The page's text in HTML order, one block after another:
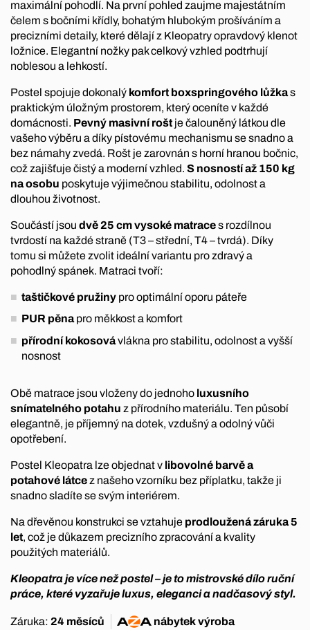
maximální pohodlí. Na první pohled zaujme majestátním
čelem s bočními křídly, bohatým hlubokým prošíváním a
precizními detaily, které dělají z Kleopatry opravdový klenot
ložnice. Elegantní nožky pak celkový vzhled podtrhují
noblesou a lehkostí.
Postel spojuje dokonalý komfort boxspringového lůžkas
praktickým úložným prostorem, který oceníte v každé
domácnosti. Pevný masivní rošt je čalouněný látkou dle
vašeho výběru a díky pístovému mechanismu se snadno a
bez námahy zvedá. Rošt je zarovnán s horní hranou bočnic,
což zajišťuje čistý a moderní vzhled. S nosností až 150 kg
na osobu poskytuje výjimečnou stabilitu, odolnost a
dlouhou životnost.
Součástí jsou dvě 25 cm vysoké matraces rozdílnou
tvrdostí na každé straně (T3 – střední, T4 – tvrdá). Díky
tomu si můžete zvolit ideální variantu pro zdravý a
pohodlný spánek. Matraci tvoří:
taštičkové pružiny pro optimální oporu páteře
PUR pěnapro měkkost a komfort
přírodní kokosovávlákna pro stabilitu, odolnost a vyšší
nosnost
Obě matrace jsou vloženy do jednoho luxusního
snímatelného potahu z přírodního materiálu. Ten působí
elegantně, je příjemný na dotek, vzdušný a odolný vůči
opotřebení.
Postel Kleopatra lze objednat v libovolné barvě a
potahové látcez našeho vzorníku bez příplatku, takže ji
snadno sladíte se svým interiérem.
Na dřevěnou konstrukci se vztahuje prodloužená záruka 5
let, což je důkazem precizního zpracování a kvality
použitých materiálů.
Kleopatra je více než postel – je to mistrovské dílo ruční
práce, které vyzařuje luxus, eleganci a nadčasový styl.
Záruka: 24 měsíců nábytekvýroba